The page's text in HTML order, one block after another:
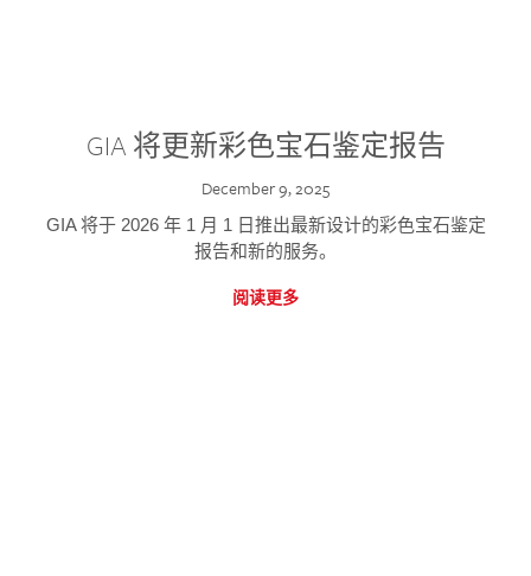
GIA 将更新彩色宝石鉴定报告
December 9, 2025
GIA 将于 2026 年 1 月 1 日推出最新设计的彩色宝石鉴定
报告和新的服务。
阅读更多